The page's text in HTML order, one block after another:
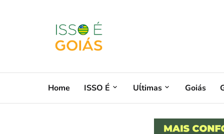
Home ISSO É Uĺtimas Goiás